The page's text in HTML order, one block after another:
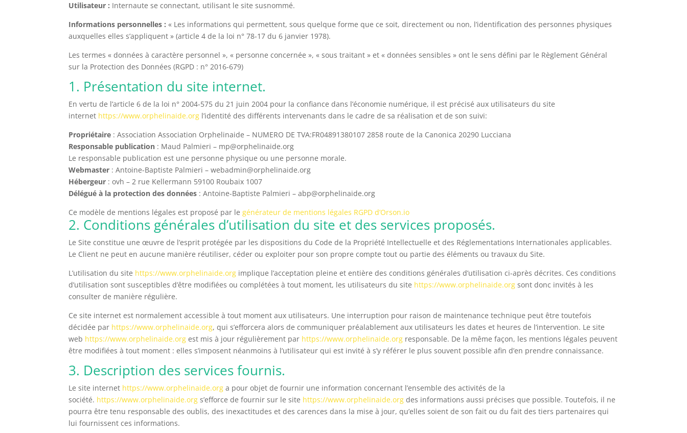
Utilisateur : Internaute se connectant, utilisant le site susnommé.
Informations personnelles : « Les informations qui permettent, sous quelque forme que ce soit, directement ou non, l’identification des personnes physiques
auxquelles elles s’appliquent » (article 4 de la loi n° 78-17 du 6 janvier 1978).
Les termes « données à caractère personnel », « personne concernée », « sous traitant » et « données sensibles » ont le sens défini par le Règlement Général
sur la Protection des Données (RGPD : n° 2016-679)
1. Présentation du site internet.
En vertu de l’article 6 de la loi n° 2004-575 du 21 juin 2004 pour la confiance dans l’économie numérique, il est précisé aux utilisateurs du site
internet https://www.orphelinaide.org l’identité des différents intervenants dans le cadre de sa réalisation et de son suivi:
Propriétaire : Association Association Orphelinaide – NUMERO DE TVA:FR04891380107 2858 route de la Canonica 20290 Lucciana
Responsable publication : Maud Palmieri – mp@orphelinaide.org
Le responsable publication est une personne physique ou une personne morale.
Webmaster : Antoine-Baptiste Palmieri – webadmin@orphelinaide.org
Hébergeur : ovh – 2 rue Kellermann 59100 Roubaix 1007
Délégué à la protection des données : Antoine-Baptiste Palmieri – abp@orphelinaide.org
Ce modèle de mentions légales est proposé par legénérateur de mentions légales RGPD d’Orson.io
2. Conditions générales d’utilisation du site et des services proposés.
Le Site constitue une œuvre de l’esprit protégée par les dispositions du Code de la Propriété Intellectuelle et des Réglementations Internationales applicables.
Le Client ne peut en aucune manière réutiliser, céder ou exploiter pour son propre compte tout ou partie des éléments ou travaux du Site.
L’utilisation du site https://www.orphelinaide.org implique l’acceptation pleine et entière des conditions générales d’utilisation ci-après décrites. Ces conditions
d’utilisation sont susceptibles d’être modifiées ou complétées à tout moment, les utilisateurs du site https://www.orphelinaide.org sont donc invités à les
consulter de manière régulière.
Ce site internet est normalement accessible à tout moment aux utilisateurs. Une interruption pour raison de maintenance technique peut être toutefois
décidée par https://www.orphelinaide.org, qui s’efforcera alors de communiquer préalablement aux utilisateurs les dates et heures de l’intervention. Le site
web https://www.orphelinaide.org est mis à jour régulièrement par https://www.orphelinaide.org responsable. De la même façon, les mentions légales peuvent
être modifiées à tout moment : elles s’imposent néanmoins à l’utilisateur qui est invité à s’y référer le plus souvent possible afin d’en prendre connaissance.
3. Description des services fournis.
Le site internet https://www.orphelinaide.org a pour objet de fournir une information concernant l’ensemble des activités de la
société. https://www.orphelinaide.org s’efforce de fournir sur le site https://www.orphelinaide.org des informations aussi précises que possible. Toutefois, il ne
pourra être tenu responsable des oublis, des inexactitudes et des carences dans la mise à jour, qu’elles soient de son fait ou du fait des tiers partenaires qui
lui fournissent ces informations.